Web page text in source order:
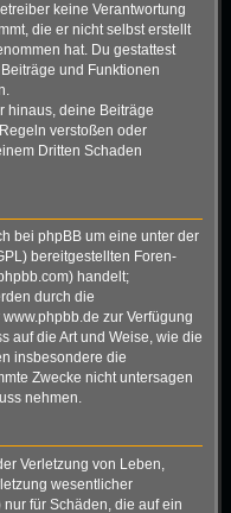
keine Verantwortung
die er nicht selbst erstellt
hat. Du gestattest
und Funktionen
hinaus, deine Beiträge
verstoßen oder
Dritten Schaden
bei phpBB um eine unter der
bereitgestellten Foren-
handelt;
durch die
zur Verfügung
auf die Art und Weise, wie die
insbesondere die
Zwecke nicht untersagen
nehmen.
Verletzung von Leben,
wesentlicher
für Schäden, die auf ein